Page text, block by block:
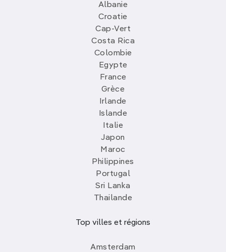
Albanie
Croatie
Cap-Vert
Costa Rica
Colombie
Egypte
France
Grèce
Irlande
Islande
Italie
Japon
Maroc
Philippines
Portugal
Sri Lanka
Thailande
Top villes et régions
Amsterdam